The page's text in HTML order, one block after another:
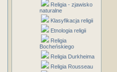
Religia - zjawisko
naturalne
Klasyfikacja religii
Etnologia religii
Religia
Bocheńskiego
Religia Durkheima
Religia Rousseau